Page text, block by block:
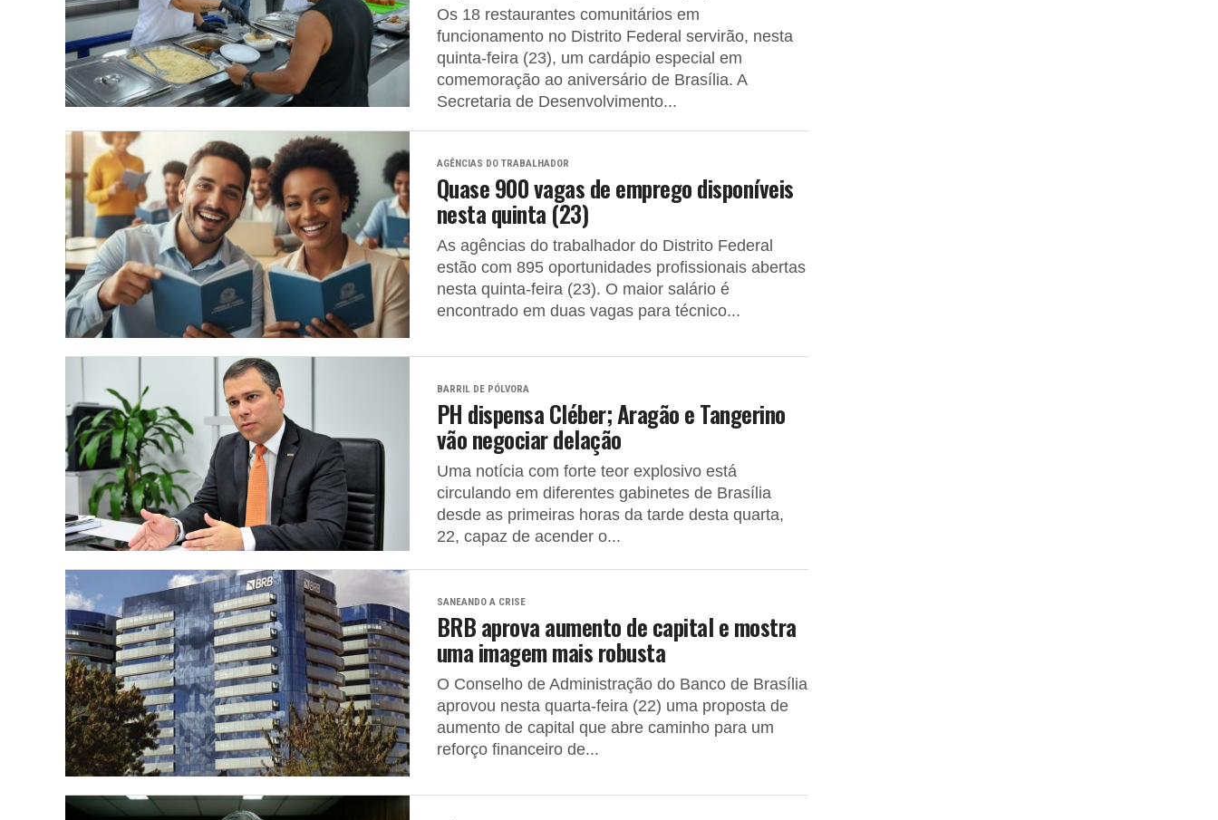
Os 18 restaurantes comunitários em
funcionamento no Distrito Federal servirão, nesta
quinta-feira (23), um cardápio especial em
comemoração ao aniversário de Brasília. A
Secretaria de Desenvolvimento...
AGÊNCIAS DO TRABALHADOR
Quase 900 vagas de emprego disponíveis
nesta quinta (23)
As agências do trabalhador do Distrito Federal
estão com 895 oportunidades profissionais abertas
nesta quinta-feira (23). O maior salário é
encontrado em duas vagas para técnico...
BARRIL DE PÓLVORA
PH dispensa Cléber; Aragão e Tangerino
vão negociar delação
Uma notícia com forte teor explosivo está
circulando em diferentes gabinetes de Brasília
desde as primeiras horas da tarde desta quarta,
22, capaz de acender o...
SANEANDO A CRISE
BRB aprova aumento de capital e mostra
uma imagem mais robusta
O Conselho de Administração do Banco de Brasília
aprovou nesta quarta-feira (22) uma proposta de
aumento de capital que abre caminho para um
reforço financeiro de...